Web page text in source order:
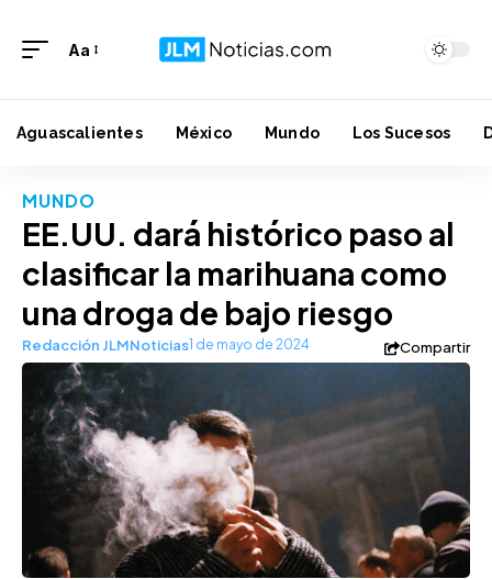
Aa
Aguascalientes México Mundo Los Sucesos
MUNDO
EE.UU. dará histórico paso al
clasificar la marihuana como
una droga de bajo riesgo
Redacción JLMNoticias1 de mayo de 2024 Compartir